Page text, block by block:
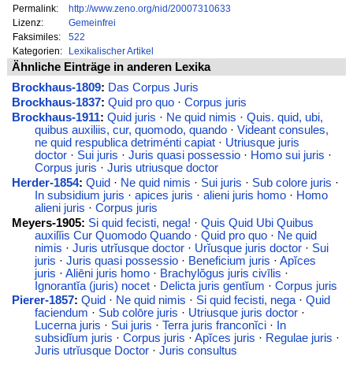
Permalink:
http://www.zeno.org/nid/20007310633
Lizenz:
Gemeinfrei
Faksimiles:
522
Kategorien:
Lexikalischer Artikel
Ähnliche Einträge in anderen Lexika
Brockhaus-1809: Das Corpus Juris
Brockhaus-1837: Quid pro quo· Corpus juris
Brockhaus-1911: Quid juris · Ne quid nimis · Quis. quid, ubi,
quibus auxiliis, cur, quomodo, quando· Videant consules,
ne quid respublica detriménti capiat· Utriusque juris
doctor· Sui juris · Juris quasi possessio· Homo sui juris ·
Corpus juris · Juris utriusque doctor
Herder-1854: Quid· Ne quid nimis · Sui juris · Sub colore juris ·
In subsidium juris · apices juris · alieni juris homo· Homo
alieni juris · Corpus juris
Meyers-1905: Si quid fecisti, nega! · Quis Quid Ubi Quibus
auxilĭis Cur Quomodo Quando· Quid pro quo· Ne quid
nimis · Juris utrĭusque doctor· Urĭusque juris doctor· Sui
juris · Juris quasi possessio· Beneficium juris · Apĭces
juris · Aliēni juris homo· Brachylŏgus juris civīlis ·
Ignorantĭa (juris) nocet· Delicta juris gentĭum · Corpus juris
Pierer-1857: Quid · Ne quid nimis · Si quid fecisti, nega· Quid
faciendum · Sub colōre juris · Utriusque juris doctor·
Lucerna juris · Sui juris · Terra juris franconĭci·
In
subsidĭum juris · Corpus juris · Apĭces juris · Regulae juris ·
Juris utrĭusque Doctor· Juris consultus